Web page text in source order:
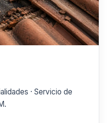
· Servicio de